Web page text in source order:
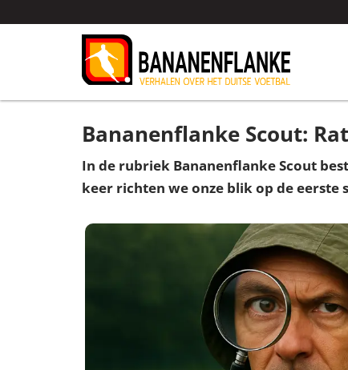
Bananenflanke Scout:
In de rubriek Bananenflanke Scout
keer richten we onze blik op de eerste